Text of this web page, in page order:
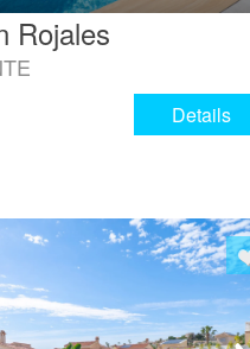
Rojales
Details